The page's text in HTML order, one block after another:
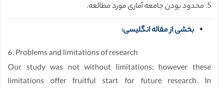
5. محدود بودن جامعه آماری مورد مطالعه.
بخشی از مقاله انگلیسی:
6. Problems and limitations of research
Our study was not without limitations; however these
limitations offer fruitful start for future research. In